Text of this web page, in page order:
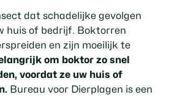
dat schadelijke gevolgen
huis of bedrijf. Boktorren
en zijn moeilijk te
om boktor zo snel
voordat ze uw huis of
Bureau voor Dierplagen is een